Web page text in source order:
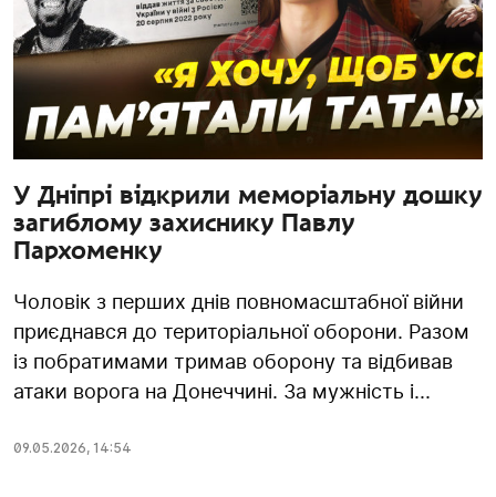
У Дніпрі відкрили меморіальну дошку
загиблому захиснику Павлу
Пархоменку
Чоловік з перших днів повномасштабної війни
приєднався до територіальної оборони. Разом
із побратимами тримав оборону та відбивав
атаки ворога на Донеччині. За мужність і...
09.05.2026, 14:54